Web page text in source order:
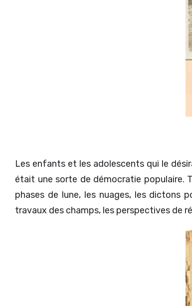
Les enfants et les adolescents qui le
était une sorte de démocratie populaire.
phases de lune, les nuages, les dictons
travaux des champs, les perspectives de